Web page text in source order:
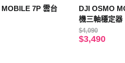
7P 雲台
DJI OSMO
機三軸穩定器
$4,090
$3,490